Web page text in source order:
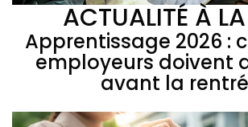
ACTUALITÉ À
Apprentissage 2026 :
employeurs doivent
avant la